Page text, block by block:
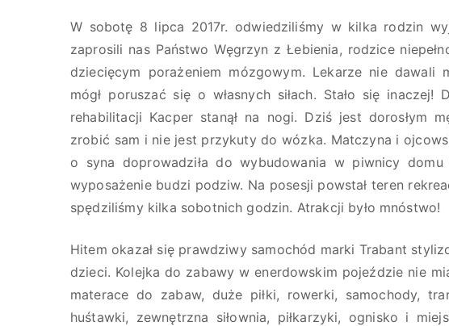
W sobotę 8 lipca 2017r. odwiedziliśmy w kilka rodzin
zaprosili nas Państwo Węgrzyn z Łebienia, rodzice
dziecięcym porażeniem mózgowym. Lekarze nie dawali
mógł poruszać się o własnych siłach. Stało się
rehabilitacji Kacper stanął na nogi. Dziś jest dorosłym
zrobić sam i nie jest przykuty do wózka. Matczyna i
o syna doprowadziła do wybudowania w piwnicy
wyposażenie budzi podziw. Na posesji powstał teren
spędziliśmy kilka sobotnich godzin. Atrakcji było mnóstwo!
Hitem okazał się prawdziwy samochód marki Trabant
dzieci. Kolejka do zabawy w enerdowskim pojeździe nie
materace do zabaw, duże piłki, rowerki, samochody,
huśtawki, zewnętrzna siłownia, piłkarzyki, ognisko i